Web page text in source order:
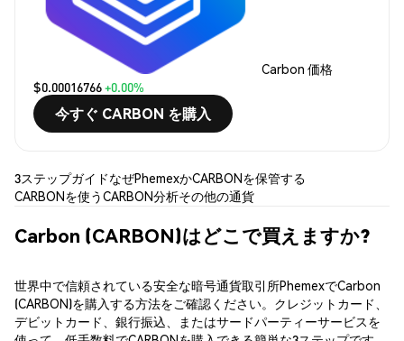
Carbon 価格
$0.00016766+0.00%
今すぐ CARBON を購入
3ステップガイドなぜPhemexかCARBONを保管する
CARBONを使うCARBON分析その他の通貨
Carbon (CARBON)はどこで買えますか?
世界中で信頼されている安全な暗号通貨取引所PhemexでCarbon
(CARBON)を購入する方法をご確認ください。クレジットカード、
デビットカード、銀行振込、またはサードパーティーサービスを